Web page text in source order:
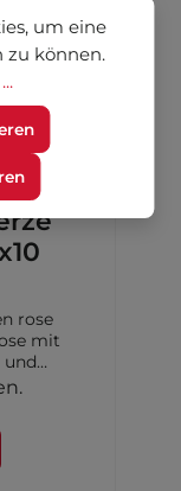
rose
mit
und
1xAA
um eine
zu können.